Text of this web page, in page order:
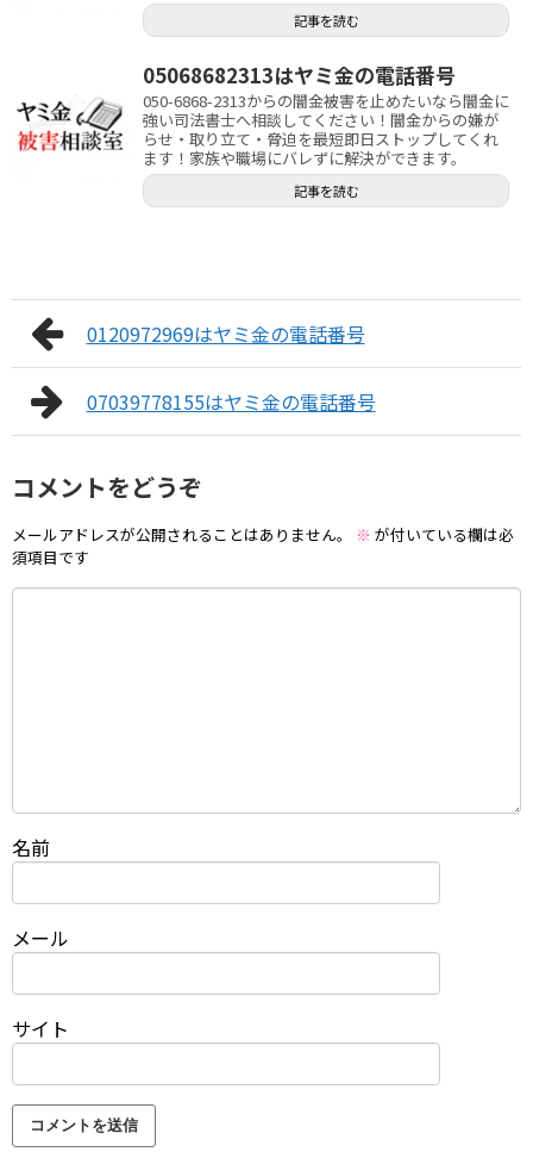
記事を読む
05068682313はヤミ金の電話番号
050-6868-2313からの闇金被害を止めたいなら闇金に
強い司法書士へ相談してください！闇金からの嫌が
らせ・取り立て・脅迫を最短即日ストップしてくれ
ます！家族や職場にバレずに解決ができます。
記事を読む
0120972969はヤミ金の電話番号
07039778155はヤミ金の電話番号
コメントをどうぞ
メールアドレスが公開されることはありません。 ※ が付いている欄は必
須項目です
名前
メール
サイト